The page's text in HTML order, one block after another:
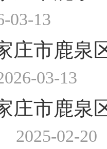
03-13
庄市鹿泉
03-13
庄市鹿泉
2025-02-20